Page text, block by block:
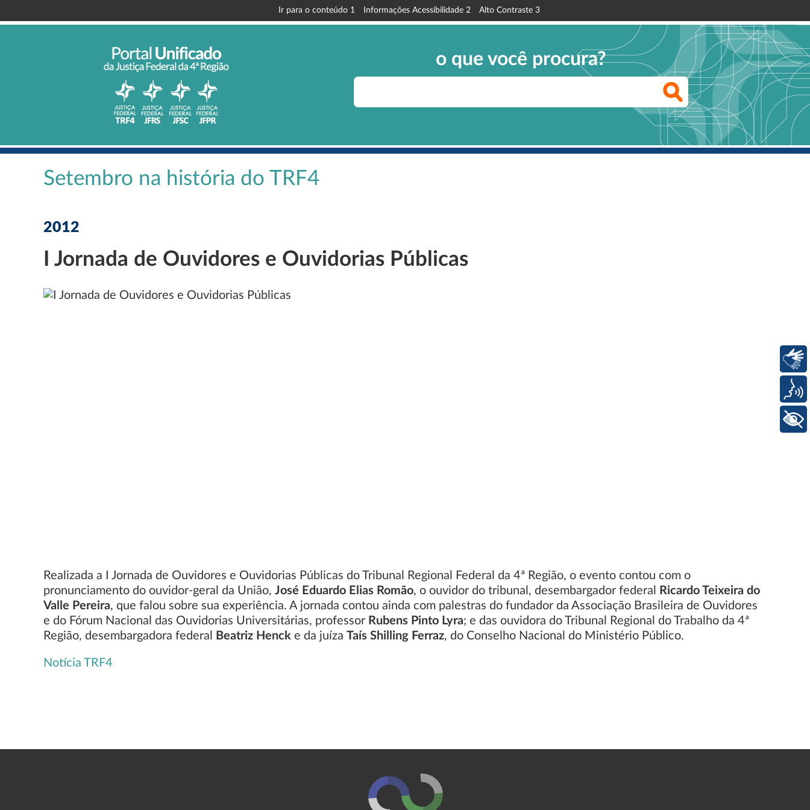
Ir para o conteúdo 1 Informações Acessibilidade 2 Alto Contraste 3
o que você procura?
Setembro na história do TRF4
2012
I Jornada de Ouvidores e Ouvidorias Públicas
Realizada a I Jornada de Ouvidores e Ouvidorias Públicas do Tribunal Regional Federal da 4ª Região, o evento contou com o
pronunciamento do ouvidor-geral da União, José Eduardo Elias Romão, o ouvidor do tribunal, desembargador federal
Ricardo Teixeira do
Valle Pereira, que falou sobre sua experiência. A jornada contou ainda com palestras do fundador da Associação Brasileira de Ouvidores
e do Fórum Nacional das Ouvidorias Universitárias, professor Rubens Pinto Lyra; e das ouvidora do Tribunal Regional do Trabalho da 4ª
Região, desembargadora federal
Beatriz Henck e da juíza Taís Shilling Ferraz, do Conselho Nacional do Ministério Público.
Notícia TRF4